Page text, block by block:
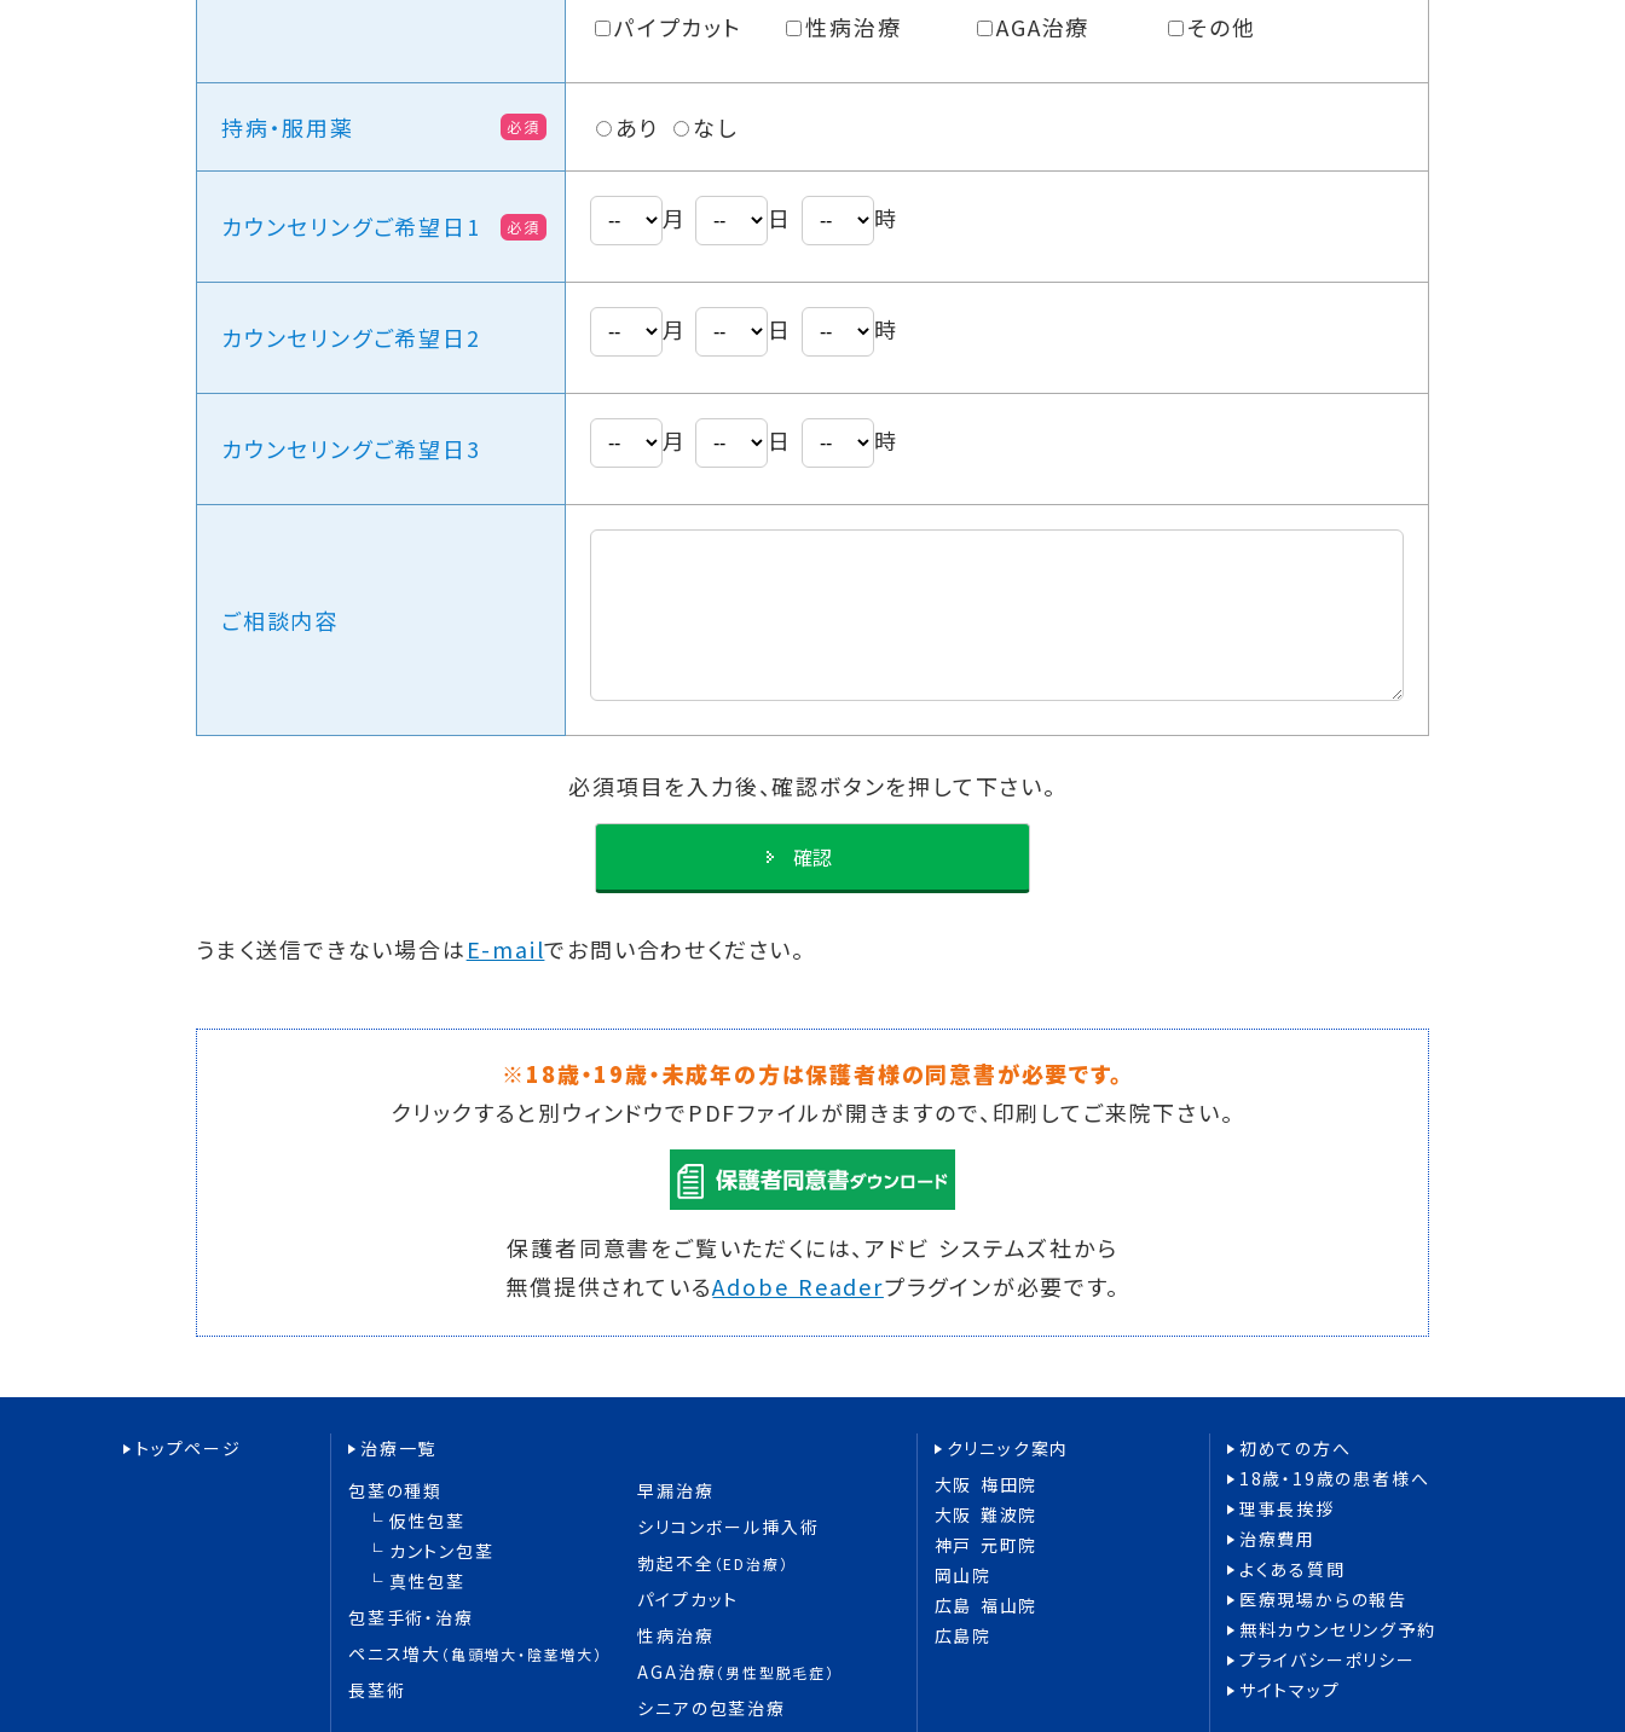
パイプカット
性病治療 AGA治療 その他
持病・服用薬 必須 あり なし
カウンセリングご希望日1 必須 月 日 時
カウンセリングご希望日2 月 日 時
カウンセリングご希望日3 月 日 時
ご相談内容
必須項目を入力後、確認ボタンを押して下さい。
うまく送信できない場合はE-mailでお問い合わせください。
※18歳・19歳・未成年の方は保護者様の同意書が必要です。
クリックすると別ウィンドウでPDFファイルが開きますので、印刷してご来院下さい。
保護者同意書をご覧いただくには、アドビ システムズ社から
無償提供されているAdobe Readerプラグインが必要です。
トップページ
治療一覧
包茎の種類
仮性包茎
カントン包茎
真性包茎
包茎手術・治療
ペニス増大 （亀頭増大・陰茎増大）
長茎術
早漏治療
シリコンボール挿入術
勃起不全 （ED治療）
パイプカット
性病治療
AGA治療（男性型脱毛症）
シニアの包茎治療
クリニック案内
大阪 梅田院
大阪 難波院
神戸 元町院
岡山院
広島 福山院
広島院
初めての方へ
18歳・19歳の患者様へ
理事長挨拶
治療費用
よくある質問
医療現場からの報告
無料カウンセリング予約
プライバシーポリシー
サイトマップ